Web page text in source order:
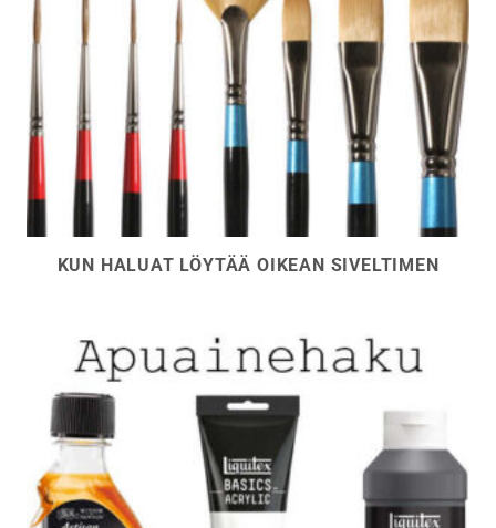
KUN HALUAT LÖYTÄÄ OIKEAN SIVELTIMEN